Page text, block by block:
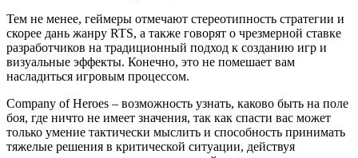
Тем не менее, геймеры отмечают стереотипность стратегии и
скорее дань жанру RTS, а также говорят о чрезмерной ставке
разработчиков на традиционный подход к созданию игр и
визуальные эффекты. Конечно, это не помешает вам
насладиться игровым процессом.
Company of Heroes – возможность узнать, каково быть на поле
боя, где ничто не имеет значения, так как спасти вас может
только умение тактически мыслить и способность принимать
тяжелые решения в критической ситуации, действуя